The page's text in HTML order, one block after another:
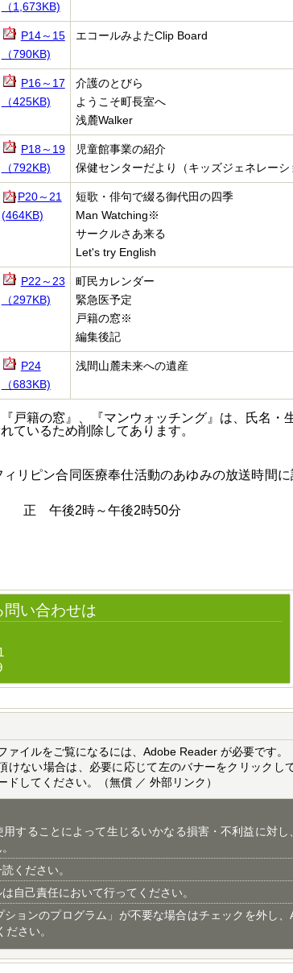
（1,673KB)
P14～15
（790KB)
エコールみよたClip Board
P16～17
（425KB)
介護のとびら
ようこそ町長室へ
浅麓Walker
P18～19
（792KB)
児童館事業の紹介
保健センターだより（キッズジェネレーシ
P20～21
(464KB)
短歌・俳句で綴る御代田の四季
Man Watching※
サークルさあ来る
Let's try English
P22～23
（297KB)
町民カレンダー
緊急医予定
戸籍の窓※
編集後記
P24
（683KB)
浅間山麓未来への遺産
戸籍の窓』、『マンウォッチング』は、氏名・
ているため削除してあります。
リピン合同医療奉仕活動のあゆみの放送時間
午後2時～午後2時50分
問い合わせは
ァイルをご覧になるには、Adobe Reader が必要です。
けない場合は、必要に応じて左のバナーをクリックし
ドしてください。（無償 ／ 外部リンク）
することによって生じるいかなる損害・不利益に対し
ください。
自己責任において行ってください。
ョンのプログラム」が不要な場合はチェックを外し、
さい。